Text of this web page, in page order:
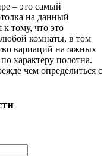
– это самый
на данный
тому, что это
комнаты, в том
вариаций натяжных
характеру полотна.
чем определиться с